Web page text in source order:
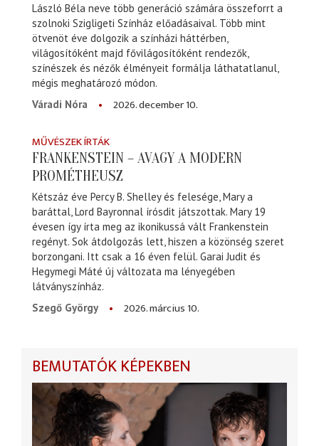
László Béla neve több generáció számára összeforrt a
szolnoki Szigligeti Színház előadásaival. Több mint
ötvenöt éve dolgozik a színházi háttérben,
világosítóként majd fővilágosítóként rendezők,
színészek és nézők élményeit formálja láthatatlanul,
mégis meghatározó módon.
Váradi Nóra
2026. december 10.
MŰVÉSZEK ÍRTÁK
FRANKENSTEIN – AVAGY A MODERN
PROMÉTHEUSZ
Kétszáz éve Percy B. Shelley és felesége, Mary a
baráttal, Lord Bayronnal írósdit játszottak. Mary 19
évesen így írta meg az ikonikussá vált Frankenstein
regényt. Sok átdolgozás lett, hiszen a közönség szeret
borzongani. Itt csak a 16 éven felül. Garai Judit és
Hegymegi Máté új változata ma lényegében
látványszínház.
Szegő György
2026. március 10.
BEMUTATÓK KÉPEKBEN